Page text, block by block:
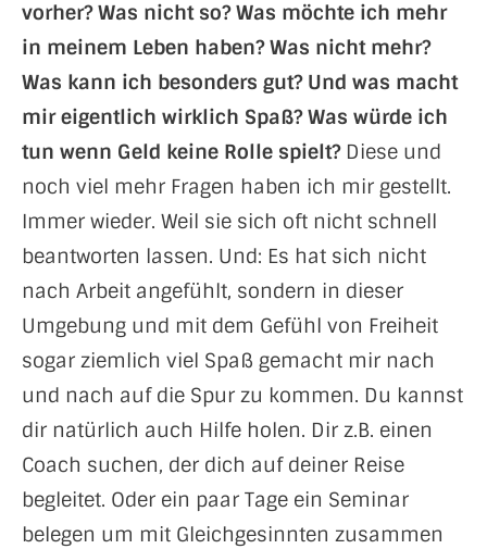
vorher? Was nicht so? Was möchte ich mehr
in meinem Leben haben? Was nicht mehr?
Was kann ich besonders gut? Und was macht
mir eigentlich wirklich Spaß? Was würde ich
tun wenn Geld keine Rolle spielt?Diese und
noch viel mehr Fragen haben ich mir gestellt.
Immer wieder. Weil sie sich oft nicht schnell
beantworten lassen. Und: Es hat sich nicht
nach Arbeit angefühlt, sondern in dieser
Umgebung und mit dem Gefühl von Freiheit
sogar ziemlich viel Spaß gemacht mir nach
und nach auf die Spur zu kommen. Du kannst
dir natürlich auch Hilfe holen. Dir z.B. einen
Coach suchen, der dich auf deiner Reise
begleitet. Oder ein paar Tage ein Seminar
belegen um mit Gleichgesinnten zusammen